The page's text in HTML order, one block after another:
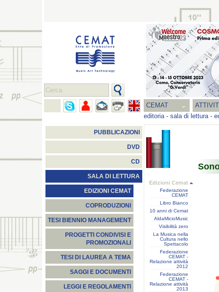
CEMAT
editoria- sala di lettura-
PUBBLICAZIONI
DVD
CD
SALA DI LETTURA
EDIZIONI CEMAT
COPRODUZIONI
TESI BIENNIO MANAGEMENT
PROGETTI CONDIVISI E
PROMOZIONALI
TESI DI LAUREA A TEMA
SAGGI E DOCUMENTI
LEGGI E REGOLAMENTI
Edizioni Cemat
Federazione
CEMAT
Libro Bianco
10 anni di Cemat
AldaMicioMusic
Visibilità zero
La Musica nella
Cultura nello
Spettacolo
Federazione
CEMAT -
Relazione attività
2012
Federazione
CEMAT -
Relazione attività
2013